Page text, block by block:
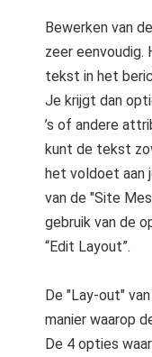
Bewerken van
zeer eenvoudig.
tekst in het
Je krijgt dan
’s of andere
kunt de tekst
het voldoet aan
van de "Site
gebruik van de
“Edit Layout”.
De "Lay-out"
manier waarop
De 4 opties